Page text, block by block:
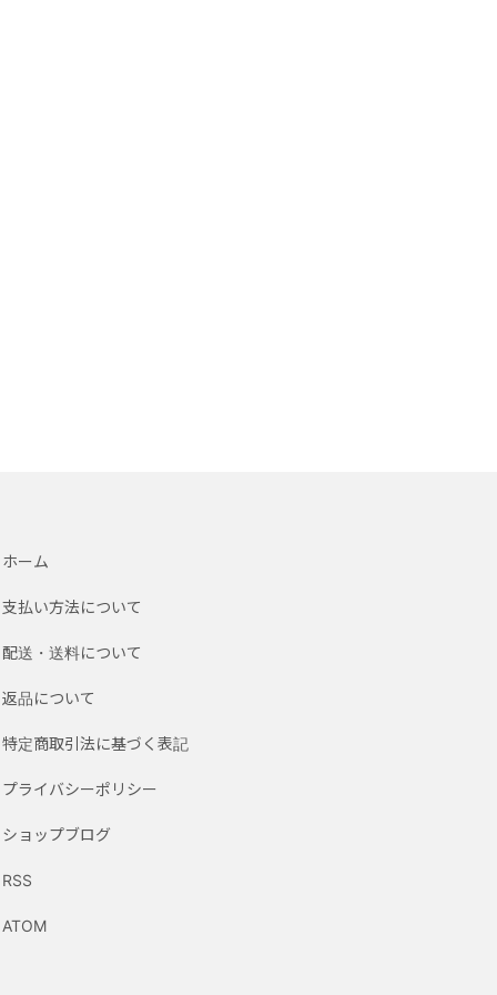
ホーム
支払い方法について
配送・送料について
返品について
特定商取引法に基づく表記
プライバシーポリシー
ショップブログ
RSS
ATOM